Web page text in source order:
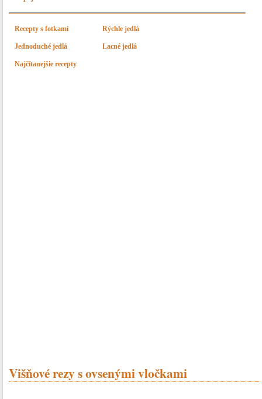
Recepty s fotkami Rýchle jedlá
Jednoduché jedlá Lacné jedlá
Najčítanejšie recepty
Višňové rezy s ovsenými vločkami